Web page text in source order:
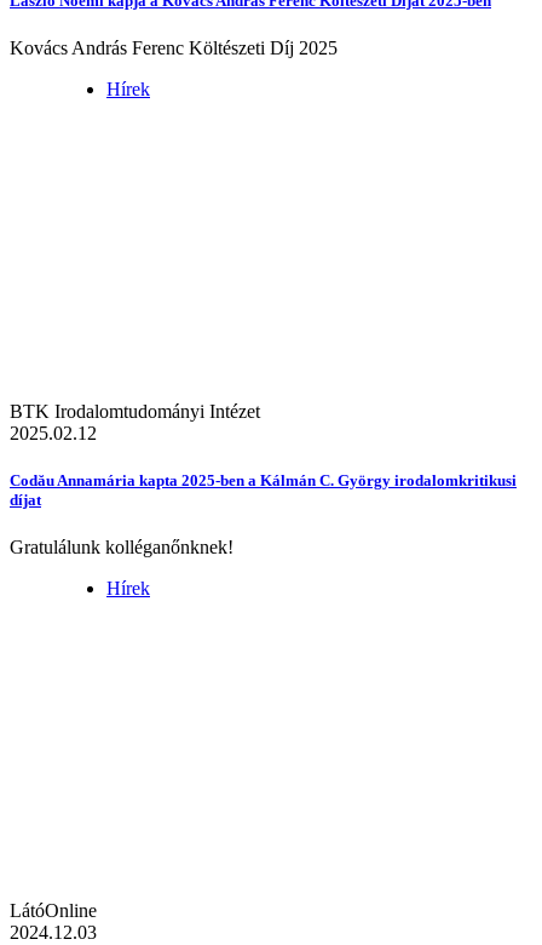
Kovács András Ferenc Költészeti Díj 2025
Hírek
BTK Irodalomtudományi Intézet
2025.02.12
Codău Annamária kapta 2025-ben a Kálmán C. György irodalomkritikusi
díjat
Gratulálunk kolléganőnknek!
Hírek
LátóOnline
2024.12.03